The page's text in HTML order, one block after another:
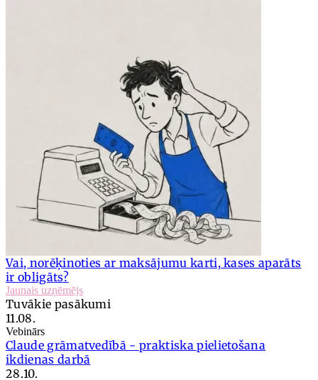
Vai, norēķinoties ar maksājumu karti, kases aparāts
ir obligāts?
Jaunais uzņēmējs
Tuvākie pasākumi
11.08.
Vebinārs
Claude grāmatvedībā - praktiska pielietošana
ikdienas darbā
28.10.